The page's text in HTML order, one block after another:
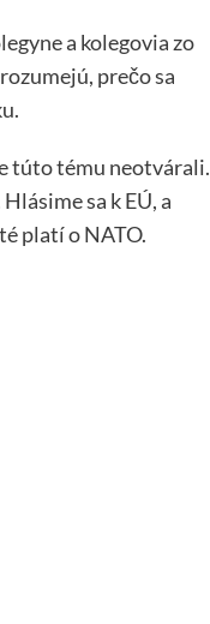
a kolegovia zo
prečo sa
túto tému neotvárali.
sa k EÚ, a
platí o NATO.